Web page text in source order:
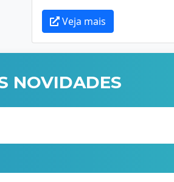
Veja mais
NOVIDADES